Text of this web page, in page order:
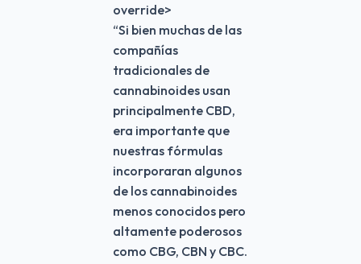
override>
“Si bien muchas de las
compañías
tradicionales de
cannabinoides usan
principalmente CBD,
era importante que
nuestras fórmulas
incorporaran algunos
de los cannabinoides
menos conocidos pero
altamente poderosos
como CBG, CBN y CBC.